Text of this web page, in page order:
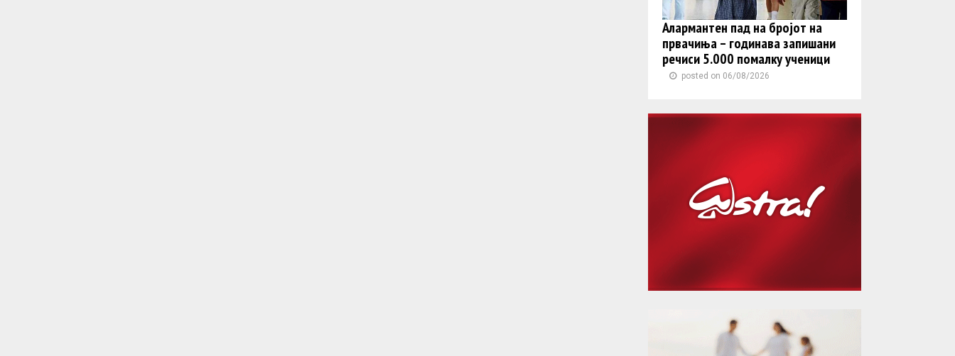
Алармантен пад на бројот на
првачиња – годинава запишани
речиси 5.000 помалку ученици
posted on 06/08/2026